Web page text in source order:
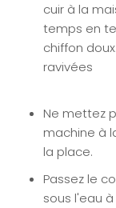
cuir à la
temps en
chiffon
ravivées
Ne mettez
machine à
la place.
Passez le
sous l'eau